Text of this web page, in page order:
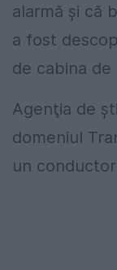
alarmă şi că
a fost
de cabina de
Agenţia de
domeniul
un